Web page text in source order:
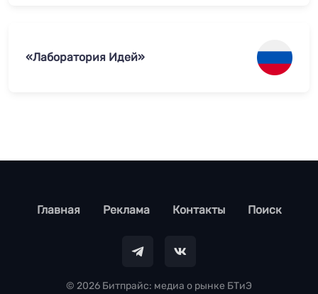
«Лаборатория Идей»
footer
Главная Реклама Контакты Поиск
© 2026 Битпрайс: медиа о рынке БТиЭ